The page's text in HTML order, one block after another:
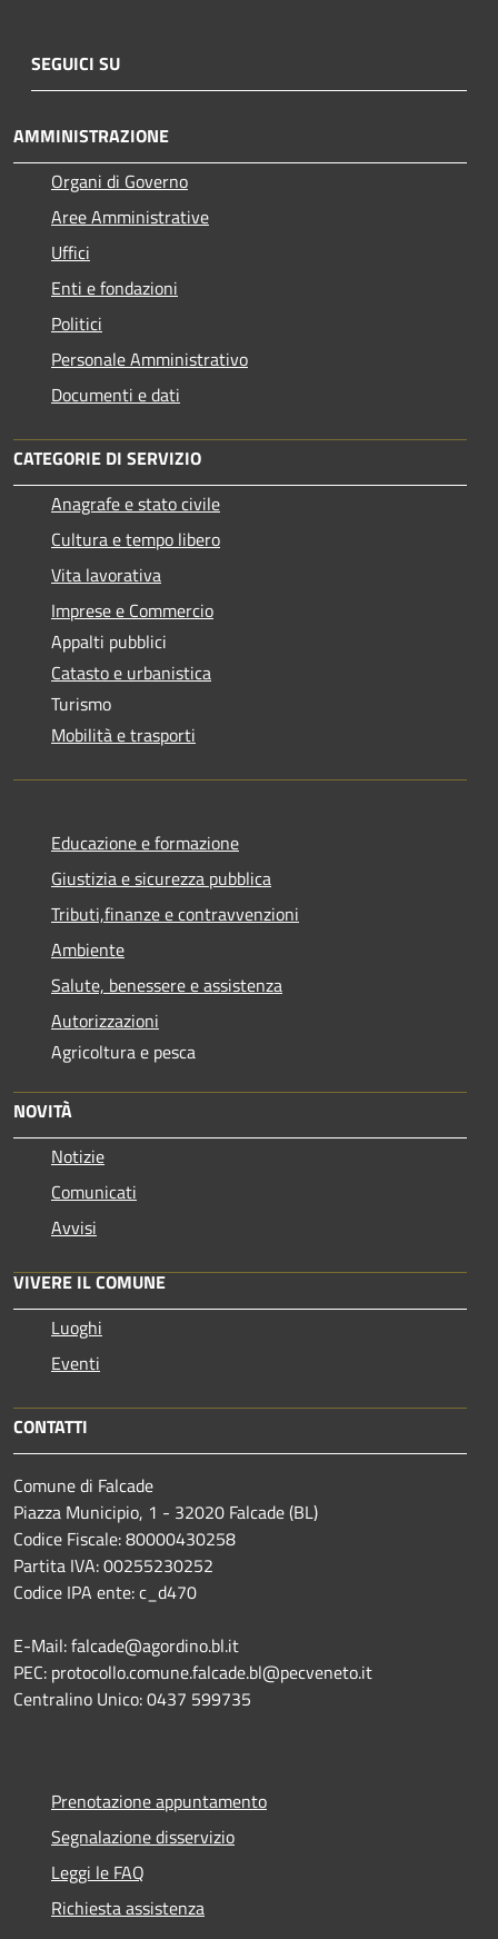
SEGUICI SU
AMMINISTRAZIONE
Organi di Governo
Aree Amministrative
Uffici
Enti e fondazioni
Politici
Personale Amministrativo
Documenti e dati
CATEGORIE DI SERVIZIO
Anagrafe e stato civile
Cultura e tempo libero
Vita lavorativa
Imprese e Commercio
Appalti pubblici
Catasto e urbanistica
Turismo
Mobilità e trasporti
Educazione e formazione
Giustizia e sicurezza pubblica
Tributi,finanze e contravvenzioni
Ambiente
Salute, benessere e assistenza
Autorizzazioni
Agricoltura e pesca
NOVITÀ
Notizie
Comunicati
Avvisi
VIVERE IL COMUNE
Luoghi
Eventi
CONTATTI
Comune di Falcade
Piazza Municipio, 1 - 32020 Falcade (BL)
Codice Fiscale: 80000430258
Partita IVA: 00255230252
Codice IPA ente: c_d470
E-Mail: falcade@agordino.bl.it
PEC: protocollo.comune.falcade.bl@pecveneto.it
Centralino Unico: 0437 599735
Prenotazione appuntamento
Segnalazione disservizio
Leggi le FAQ
Richiesta assistenza